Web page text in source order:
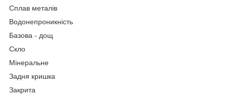
Сплав металів
Водонепроникність
Базова - дощ
Скло
Мінеральне
Задня кришка
Закрита